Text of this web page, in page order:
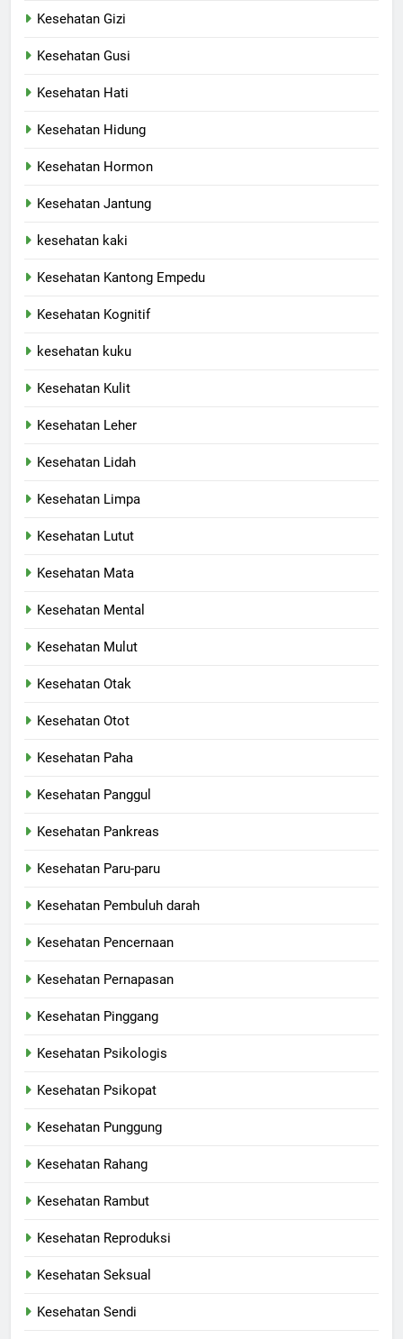
Kesehatan Gizi
Kesehatan Gusi
Kesehatan Hati
Kesehatan Hidung
Kesehatan Hormon
Kesehatan Jantung
kesehatan kaki
Kesehatan Kantong Empedu
Kesehatan Kognitif
kesehatan kuku
Kesehatan Kulit
Kesehatan Leher
Kesehatan Lidah
Kesehatan Limpa
Kesehatan Lutut
Kesehatan Mata
Kesehatan Mental
Kesehatan Mulut
Kesehatan Otak
Kesehatan Otot
Kesehatan Paha
Kesehatan Panggul
Kesehatan Pankreas
Kesehatan Paru-paru
Kesehatan Pembuluh darah
Kesehatan Pencernaan
Kesehatan Pernapasan
Kesehatan Pinggang
Kesehatan Psikologis
Kesehatan Psikopat
Kesehatan Punggung
Kesehatan Rahang
Kesehatan Rambut
Kesehatan Reproduksi
Kesehatan Seksual
Kesehatan Sendi